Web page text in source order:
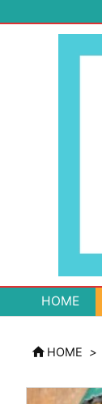
HOME
 HOME >